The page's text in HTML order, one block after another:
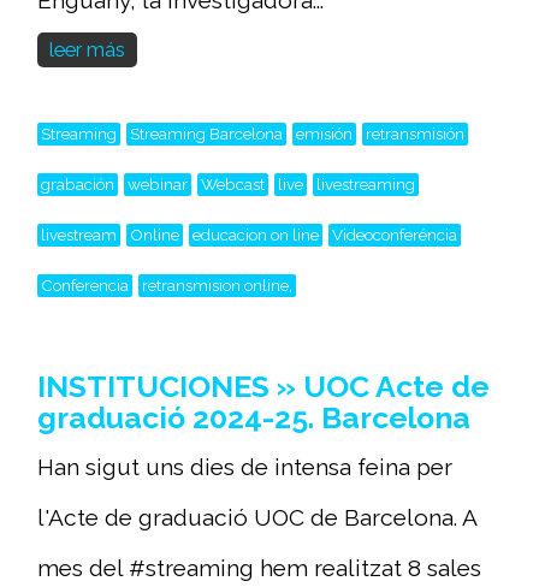
leer más
Streaming Streaming Barcelona emisión retransmisión
grabación webinar Webcast live livestreaming
livestream Online educacion on line Videoconferéncia
Conferencia retransmision online,
INSTITUCIONES » UOC Acte de
graduació 2024-25. Barcelona
Han sigut uns dies de intensa feina per
l'Acte de graduació UOC de Barcelona. A
mes del #streaming hem realitzat 8 sales